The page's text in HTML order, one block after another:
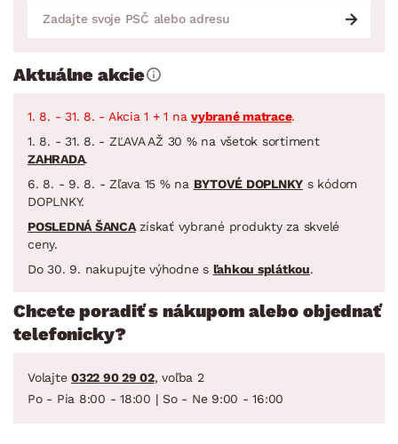
Aktuálne akcie
1. 8. - 31. 8. - Akcia 1 + 1 na vybrané matrace.
1. 8. - 31. 8. - ZĽAVA AŽ 30 % na všetok sortiment
ZAHRADA.
6. 8. - 9. 8. - Zľava 15 % na BYTOVÉ DOPLNKY s kódom
DOPLNKY.
POSLEDNÁ ŠANCAzískať vybrané produkty za skvelé
ceny.
Do 30. 9. nakupujte výhodne s ľahkou splátkou.
Chcete poradiť s nákupom alebo objednať
telefonicky?
Volajte 0322 90 29 02, voľba 2
Po - Pia 8:00 - 18:00 | So - Ne 9:00 - 16:00